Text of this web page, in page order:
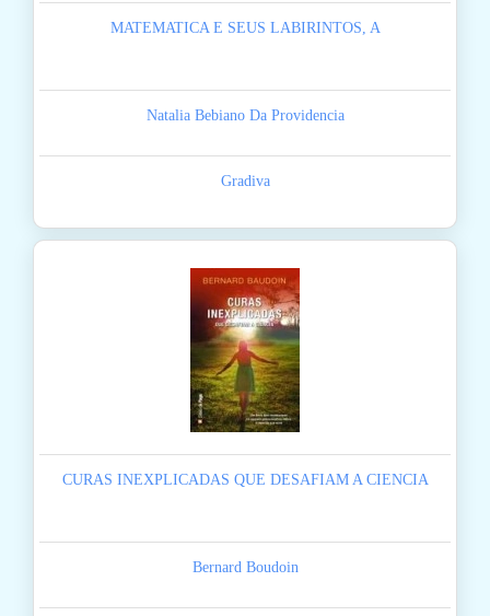
MATEMATICA E SEUS LABIRINTOS, A
Natalia Bebiano Da Providencia
Gradiva
CURAS INEXPLICADAS QUE DESAFIAM A CIENCIA
Bernard Boudoin